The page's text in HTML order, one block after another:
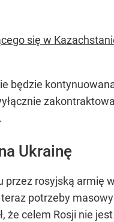
się w
będzie
Ukrainę
przez rosyjską armię
teraz potrzeby
celem Rosji nie